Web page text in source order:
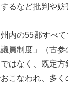
るなど批判や妨
内の55郡すべ
員制度」（古参
はなく、既定
こなわれ、多く